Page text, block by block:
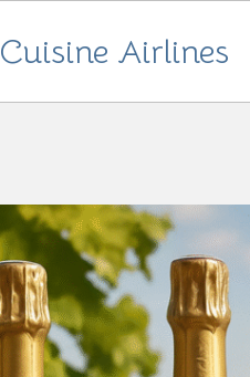
Cuisine Airlines